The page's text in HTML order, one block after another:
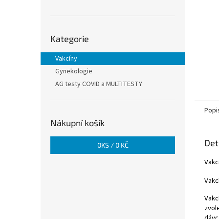
kategorie
Kategorie
Vakcíny
Gynekologie
AG testy COVID a MULTITESTY
Nákupní košík
0KS / 0 KČ